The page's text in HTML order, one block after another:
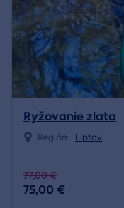
Ryžovanie zlata
Región: Liptov
77,00 €
75,00 €